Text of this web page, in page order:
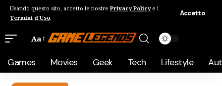
Usando questo sito, accetto le nostre Privacy Policye i
Termini d'Uso.
Accetto
Aa
Games Movies Geek Tech Lifestyle